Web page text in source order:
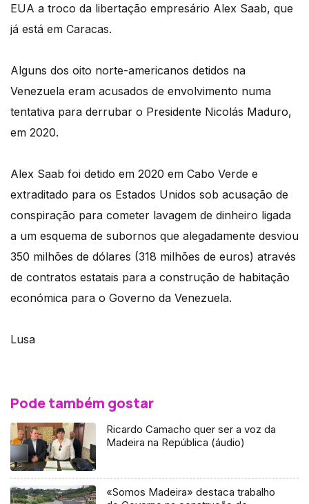
EUA a troco da libertação empresário Alex Saab, que
já está em Caracas.
Alguns dos oito norte-americanos detidos na
Venezuela eram acusados de envolvimento numa
tentativa para derrubar o Presidente Nicolás Maduro,
em 2020.
Alex Saab foi detido em 2020 em Cabo Verde e
extraditado para os Estados Unidos sob acusação de
conspiração para cometer lavagem de dinheiro ligada
a um esquema de subornos que alegadamente desviou
350 milhões de dólares (318 milhões de euros) através
de contratos estatais para a construção de habitação
económica para o Governo da Venezuela.
Lusa
Pode também gostar
Ricardo Camacho quer ser a voz da
Madeira na República (áudio)
«Somos Madeira» destaca trabalho